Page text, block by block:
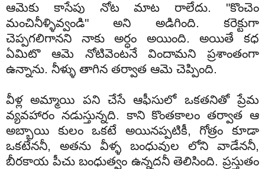
ఆమెకు కాసేపు నోట మాట రాలేదు. "కొంచెం
మంచినీళ్ళివ్వండి" అని అడిగింది. కరెక్టుగా
చెప్పగలిగానని నాకు అర్ధం అయింది. అయితే కధ
ఏమిటొ ఆమె నోటివెంటనే విందామని ప్రశాంతంగా
ఉన్నాను. నీళ్ళు తాగిన తర్వాత ఆమె చెప్పింది.
వీళ్ల అమ్మాయి పని చేసే ఆఫీసులో ఒకతనితో ప్రేమ
వ్యవహారం నడుస్తున్నది. కాని కొంతకాలం తర్వాత ఆ
అబ్బాయి కులం ఒకటే అయినప్పటికీ, గోత్రం కూడా
ఒకటేననీ, అతను వీళ్ళ బంధువుల లోని వాడేననీ,
బీరకాయ పీచు బంధుత్వం ఉన్నదనీ తెలిసింది. ప్రస్తుతం